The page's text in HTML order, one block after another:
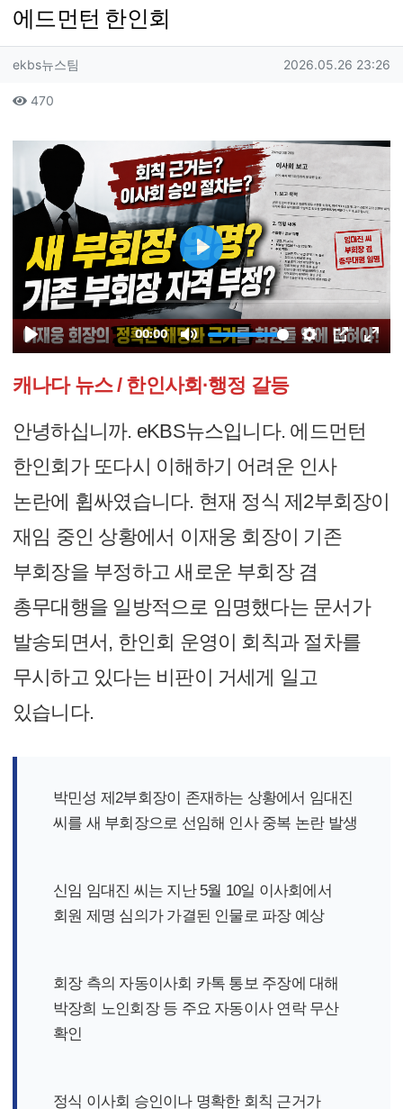
에드먼턴 한인회
작성자 정보
ekbs뉴스팀 작성일
2026.05.26 23:26
컨텐츠 정보
470
본문
캐나다 뉴스 / 한인사회·행정 갈등
안녕하십니까. eKBS뉴스입니다. 에드먼턴
한인회가 또다시 이해하기 어려운 인사
논란에 휩싸였습니다. 현재 정식 제2부회장이
재임 중인 상황에서 이재웅 회장이 기존
부회장을 부정하고 새로운 부회장 겸
총무대행을 일방적으로 임명했다는 문서가
발송되면서, 한인회 운영이 회칙과 절차를
무시하고 있다는 비판이 거세게 일고
있습니다.
박민성 제2부회장이 존재하는 상황에서 임대진
씨를 새 부회장으로 선임해 인사 중복 논란 발생
신임 임대진 씨는 지난 5월 10일 이사회에서
회원 제명 심의가 가결된 인물로 파장 예상
회장 측의 자동이사회 카톡 통보 주장에 대해
박장희 노인회장 등 주요 자동이사 연락 무산
확인
정식 이사회 승인이나 명확한 회칙 근거가